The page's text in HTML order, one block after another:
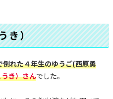
き）
倒れた４年生のゆうご(西原勇
き）さんでした。